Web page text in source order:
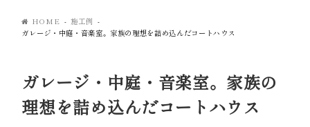
HOME
施工例
ガレージ・中庭・音楽室。家族の理想を詰め込んだコートハウス
ガレージ・中庭・音楽室。家族の
理想を詰め込んだコートハウス